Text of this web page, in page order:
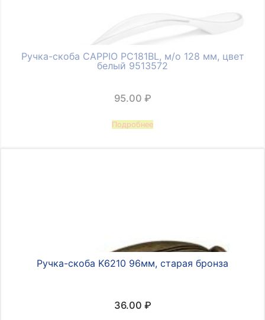
Ручка-скоба CAPPIO PC181BL, м/о 128 мм, цвет
белый 9513572
95.00 ₽
Подробнее
Ручка-скоба K6210 96мм, старая бронза
36.00 ₽